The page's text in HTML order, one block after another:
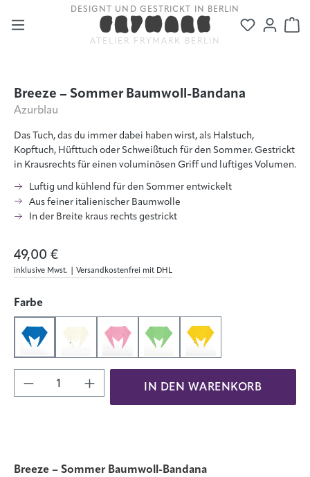
Zum Hauptinhalt springenDESIGNT UND GESTRICKT IN BERLIN
ATELIER FRYMARK BERLIN
Du hast 0
Breeze – Sommer Baumwoll-Bandana
Azurblau
Das Tuch, das du immer dabei haben wirst, als Halstuch,
Kopftuch, Hüfttuch oder Schweißtuch für den Sommer. Gestrickt
in Krausrechts für einen voluminösen Griff und luftiges Volumen.
Luftig und kühlend für den Sommer entwickelt
Aus feiner italienischer Baumwolle
In der Breite kraus rechts gestrickt
49,00 €
inklusive Mwst. | Versandkostenfrei mit DHL
Farbeauswählen
Azurblau EierschaleHimbeereisKleeblattSonnenblume
Produkt Anzahl: Gib den gewünschten
IN DEN WARENKORB
Breeze – Sommer Baumwoll-Bandana